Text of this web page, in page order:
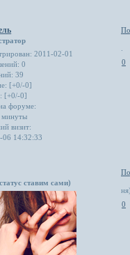
: 2011-02-01
0
39
[+0/-0]
[+0/-0]
форуме:
минуты
визит:
06 14:32:33
0
ставим сами)
0